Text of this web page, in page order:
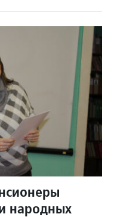
народных